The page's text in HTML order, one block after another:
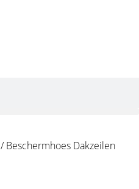
/ Beschermhoes Dakzeilen